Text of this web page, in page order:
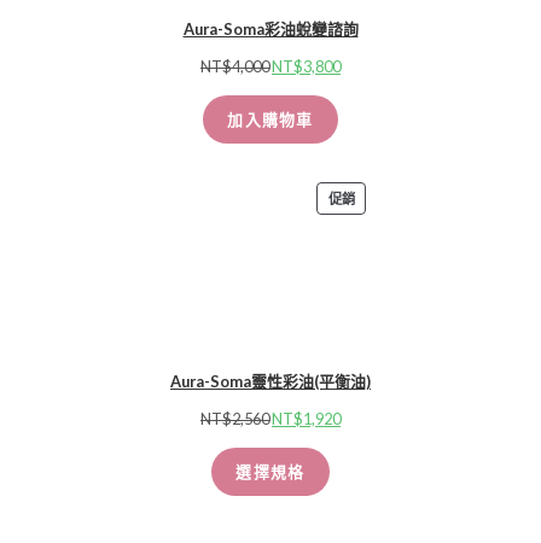
Aura-Soma彩油蛻變諮詢
NT$4,000NT$3,800
加入購物車
促銷
Aura-Soma靈性彩油(平衡油)
NT$2,560NT$1,920
選擇規格